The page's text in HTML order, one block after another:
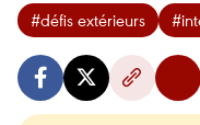
#défis extérieurs